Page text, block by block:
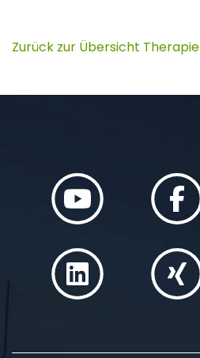
Zurück zur Übersicht Therapie